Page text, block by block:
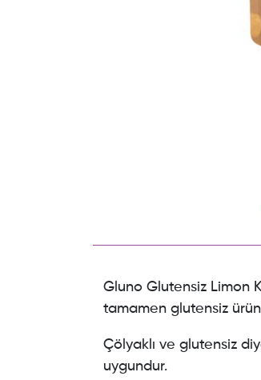
Gluno Glutensiz Limon
tamamen glutensiz
Çölyaklı ve glutensiz
uygundur.